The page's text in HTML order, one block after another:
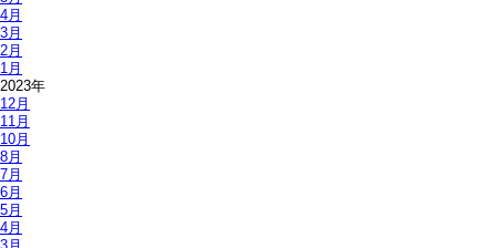
4月
3月
2月
1月
2023年
12月
11月
10月
8月
7月
6月
5月
4月